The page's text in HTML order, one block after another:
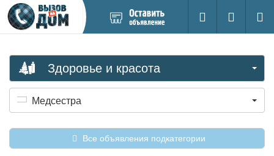
новое
Поиск
Вход на
Здоровье и красота
Медсестра
Все объявления подкатегории